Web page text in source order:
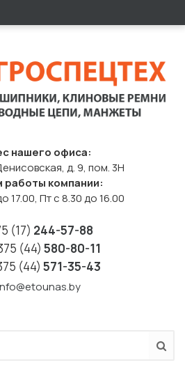
нашего офиса:
д. 9, пом. 3Н
работы компании:
17.00, Пт с 8.30 до 16.00
(17) 244-57-88
(44) 580-80-11
(44) 571-35-43